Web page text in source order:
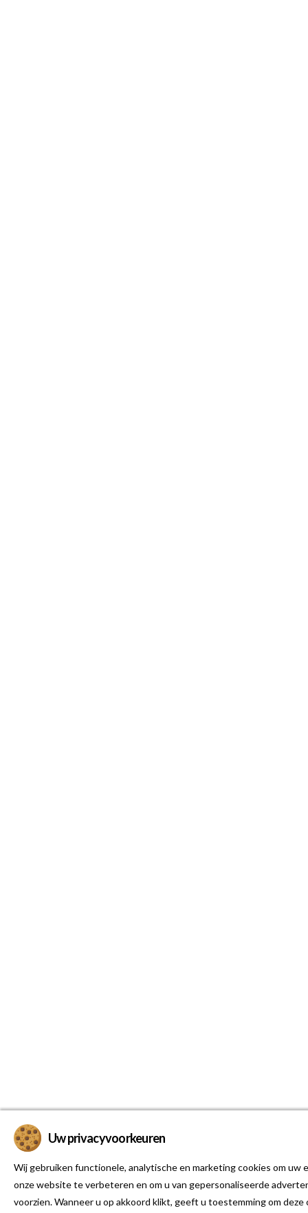
Uw privacyvoorkeuren
Wij gebruiken functionele, analytische en marketing cookies om uw
onze website te verbeteren en om u van gepersonaliseerde
voorzien. Wanneer u op akkoord klikt, geeft u toestemming om deze